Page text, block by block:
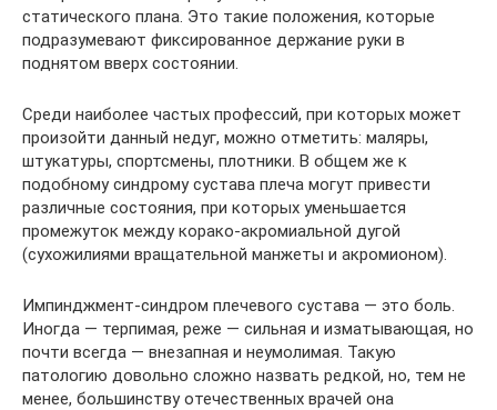
статического плана. Это такие положения, которые
подразумевают фиксированное держание руки в
поднятом вверх состоянии.
Среди наиболее частых профессий, при которых может
произойти данный недуг, можно отметить: маляры,
штукатуры, спортсмены, плотники. В общем же к
подобному синдрому сустава плеча могут привести
различные состояния, при которых уменьшается
промежуток между корако-акромиальной дугой
(сухожилиями вращательной манжеты и акромионом).
Импинджмент-синдром плечевого сустава — это боль.
Иногда — терпимая, реже — сильная и изматывающая, но
почти всегда — внезапная и неумолимая. Такую
патологию довольно сложно назвать редкой, но, тем не
менее, большинству отечественных врачей она